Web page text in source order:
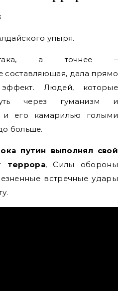
упыря.
а точнее –
составляющая, дала прямо
эффект. Людей, которые
через гуманизм и
и его камарилью голыми
больше.
путин выполнял свой
террора, Силы обороны
встречные удары